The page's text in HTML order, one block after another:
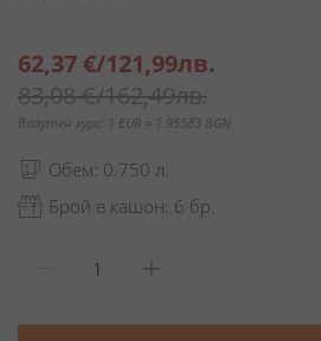
Специална
цена
62,37 €/121,99лв.
83,08 €/162,49лв.
Валутен курс: 1 EUR = 1.95583 BGN
Обем: 0.750 л.
Брой в кашон: 6 бр.